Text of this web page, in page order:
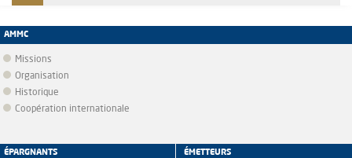
AMMC
Missions
Organisation
Historique
Coopération internationale
ÉPARGNANTS ÉMETTEURS